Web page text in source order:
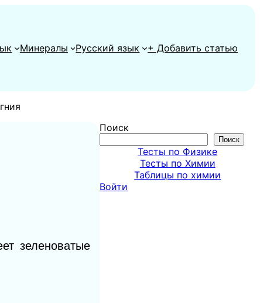
Минералы Русский язык + Добавить статью
зеленоватые
Поиск
Поиск
Тесты по Физике
Тесты по Химии
Таблицы по химии
Войти